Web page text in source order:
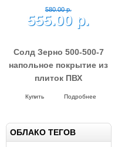
580.00 р.
555.00 р.
Солд Зерно 500-500-7
напольное покрытие из
плиток ПВХ
7-500-500
Купить Подробнее
ОБЛАКО ТЕГОВ